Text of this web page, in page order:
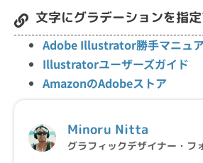
文字にグラデーションを指
Adobe Illustrator勝手マニュ
Illustratorユーザーズガイド
AmazonのAdobeストア
Minoru Nitta
グラフィックデザイナー・フ